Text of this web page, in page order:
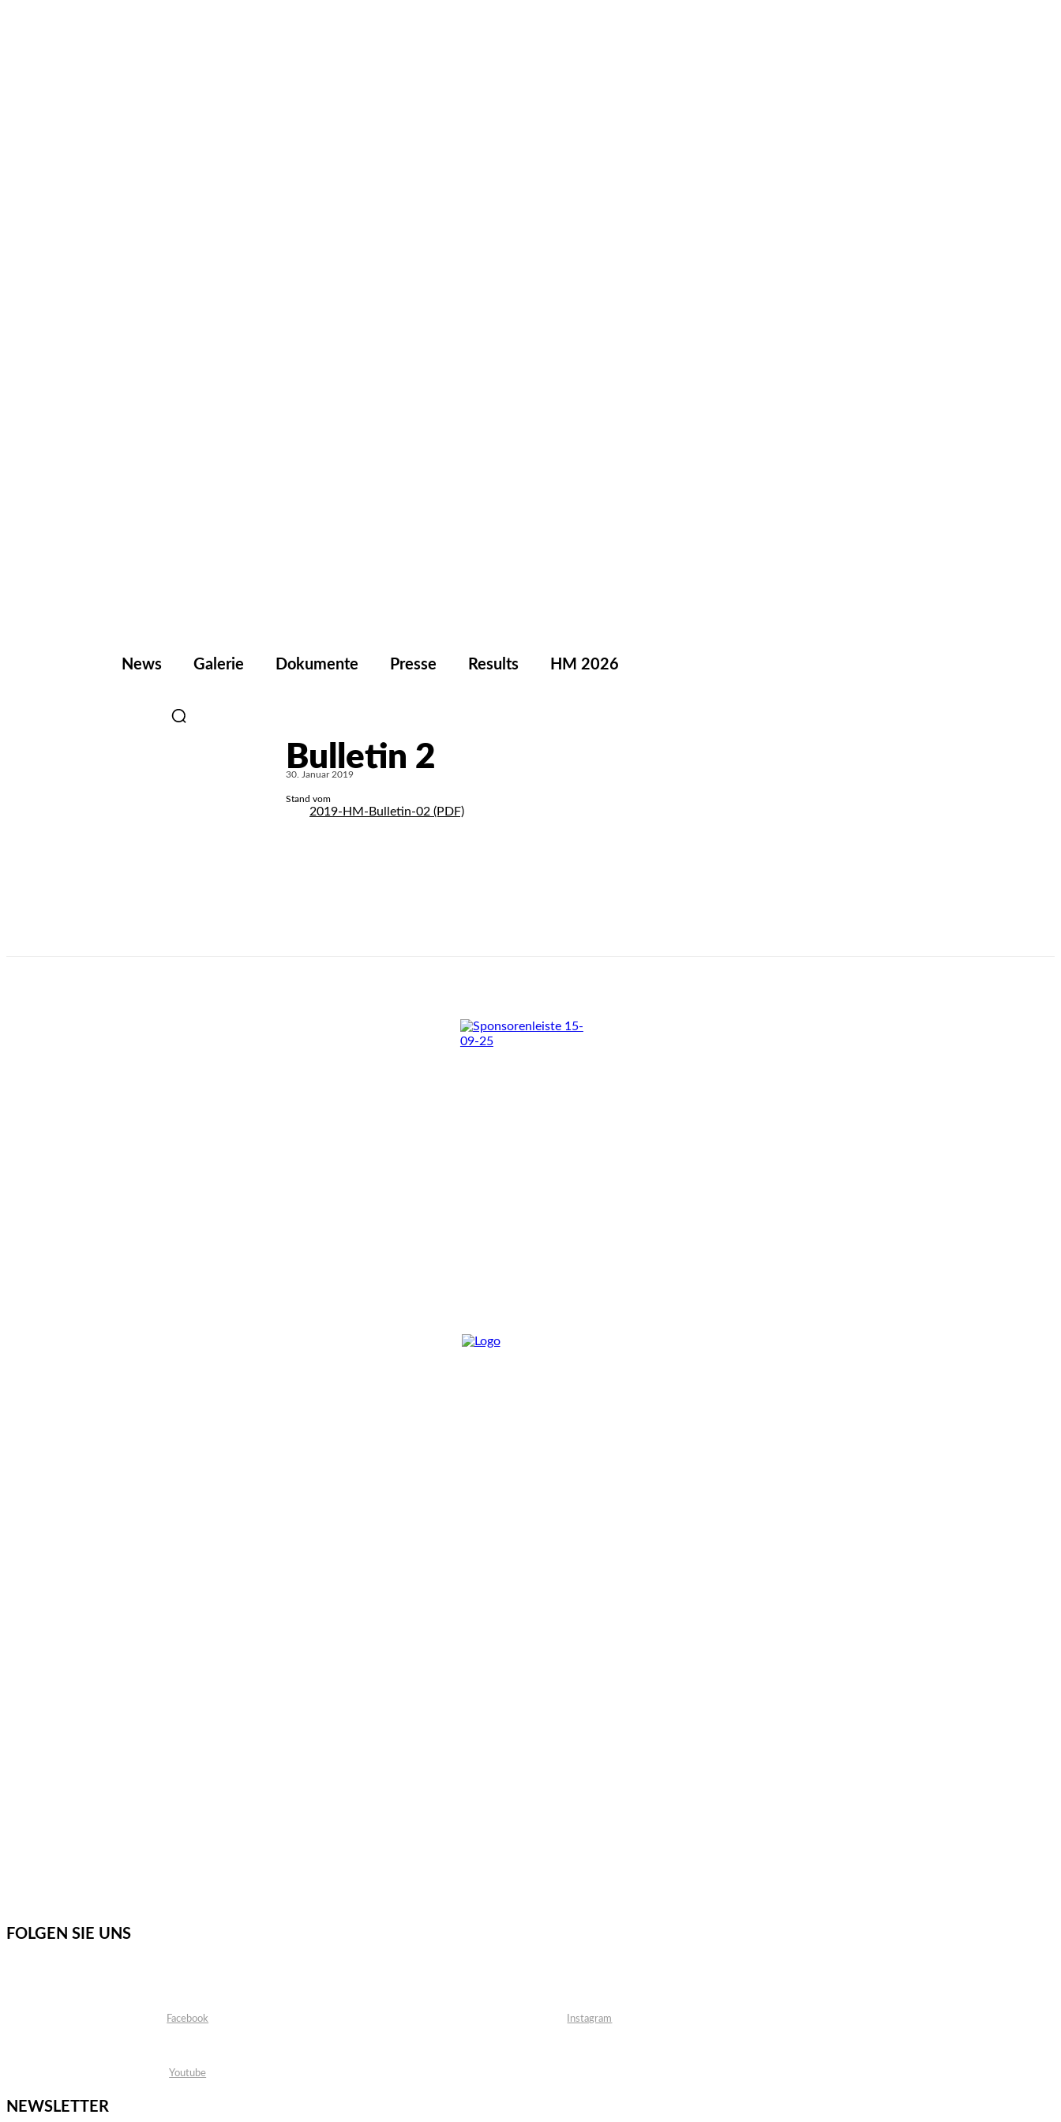
News Galerie Dokumente Presse Results HM 2026
Bulletin 2
Stand vom
30. Januar 2019
2019-HM-Bulletin-02 (PDF)
FOLGEN SIE UNS
Facebook Instagram
Youtube
NEWSLETTER